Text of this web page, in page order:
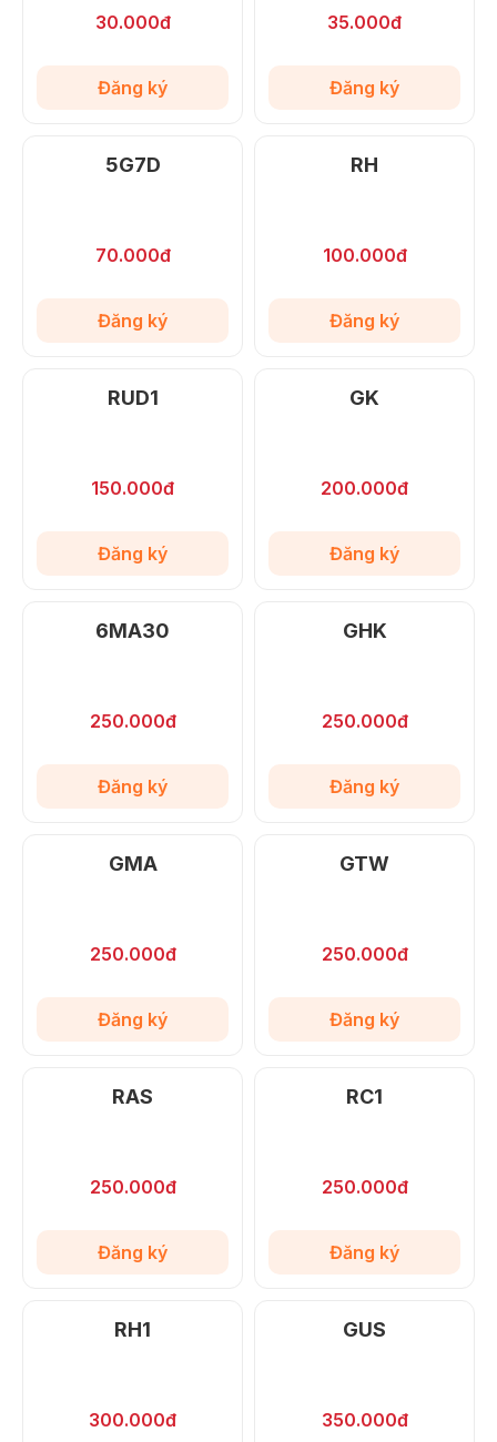
30.000đ
Đăng ký
35.000đ
Đăng ký
5G7D
70.000đ
Đăng ký
RH
100.000đ
Đăng ký
RUD1
150.000đ
Đăng ký
GK
200.000đ
Đăng ký
6MA30
250.000đ
Đăng ký
GHK
250.000đ
Đăng ký
GMA
250.000đ
Đăng ký
GTW
250.000đ
Đăng ký
RAS
250.000đ
Đăng ký
RC1
250.000đ
Đăng ký
RH1
300.000đ
GUS
350.000đ